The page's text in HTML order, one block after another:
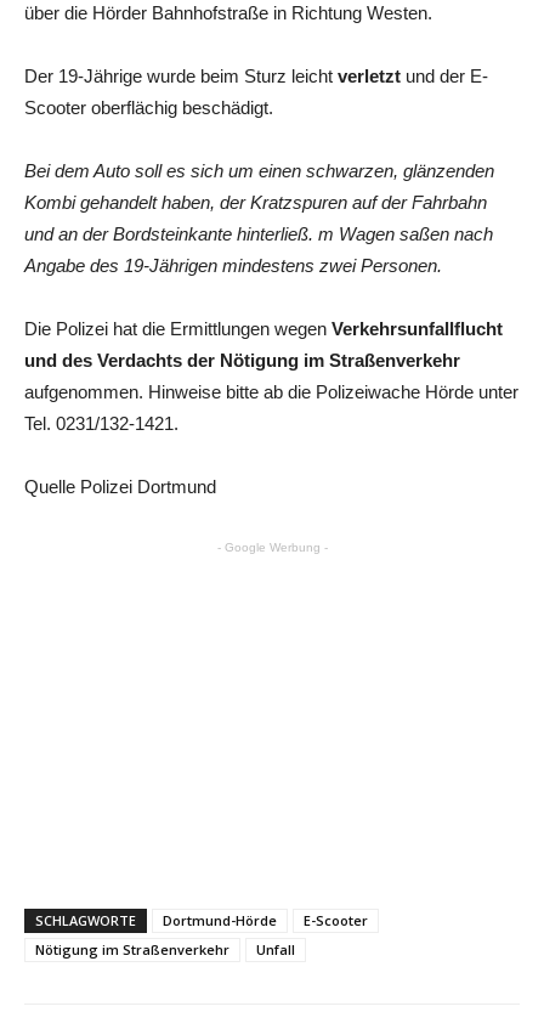
über die Hörder Bahnhofstraße in Richtung Westen.
Der 19-Jährige wurde beim Sturz leicht verletzt und der E-
Scooter oberflächig beschädigt.
Bei dem Auto soll es sich um einen schwarzen, glänzenden
Kombi gehandelt haben, der Kratzspuren auf der Fahrbahn
und an der Bordsteinkante hinterließ. m Wagen saßen nach
Angabe des 19-Jährigen mindestens zwei Personen.
Die Polizei hat die Ermittlungen wegen Verkehrsunfallflucht
und des Verdachts der Nötigung im Straßenverkehr
aufgenommen. Hinweise bitte ab die Polizeiwache Hörde unter
Tel. 0231/132-1421.
Quelle Polizei Dortmund
- Google Werbung -
SCHLAGWORTE Dortmund-Hörde
E-Scooter
Nötigung im Straßenverkehr
Unfall